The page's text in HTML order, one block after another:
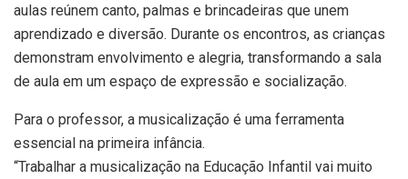
aulas reúnem canto, palmas e brincadeiras que unem
aprendizado e diversão. Durante os encontros, as crianças
demonstram envolvimento e alegria, transformando a sala
de aula em um espaço de expressão e socialização.
Para o professor, a musicalização é uma ferramenta
essencial na primeira infância.
“Trabalhar a musicalização na Educação Infantil vai muito